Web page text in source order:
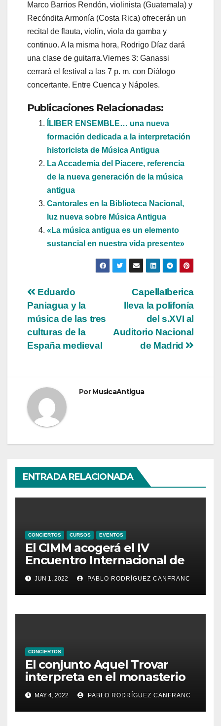
Marco Barrios Rendón, violinista (Guatemala) y
Recóndita Armonía (Costa Rica) ofrecerán un
recital de flauta, violín, viola da gamba y
continuo. A la misma hora, Rodrigo Díaz dará
una clase de guitarra.Viernes 3: Ganassi
cerrará el festival a las 7 p. m. con Diálogo
concertante. Entre Cuenca y Nápoles.
Publicaciones Relacionadas:
ÍLIBER ENSEMBLE… una nueva
formación dedicada a la interpretación
historicista de Música Antigua
La Accademia del Piacere, referencia
de la nueva generación de la música
antigua
Cantorales en la Biblioteca Nacional,
luz nueva sobre Música Antigua
«La música antigua es un elemento
sustancial en nuestra vida presente»
Navegación
de
entradas
CapellaIberica
lleva la polifonía
del s.XVI al
Auditorio Nacional
de Madrid
Eduardo
Paniagua y la
música de las tres
culturas de la
España medieval
PorMusicaAntigua
ENTRADA RELACIONADA
CONCIERTOS CURSOS EVENTOS
El CIMM acogerá el IV
Encuentro Internacional de
Ministriles
JUN 1, 2022 PABLO RODRÍGUEZ CANFRANC
CONCIERTOS
El conjunto Aquel Trovar
interpreta en el monasterio
de Santa María de la
Valldigna las cantigas de
Alfonso X el Sabio
MAY 4, 2022 PABLO RODRÍGUEZ CANFRANC